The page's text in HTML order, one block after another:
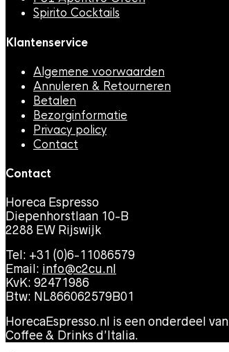
Spirito Cocktails
Klantenservice
Algemene voorwaarden
Annuleren & Retourneren
Betalen
Bezorginformatie
Privacy policy
Contact
Contact
Horeca Espresso
Diepenhorstlaan 10-B
2288 EW Rijswijk
Tel: +31 (0)6-11086579
Email: info@c2cu.nl
KvK: 92471986
Btw: NL866062579B01
HorecaEspresso.nl is een onderdeel van
Coffee & Drinks d’Italia.